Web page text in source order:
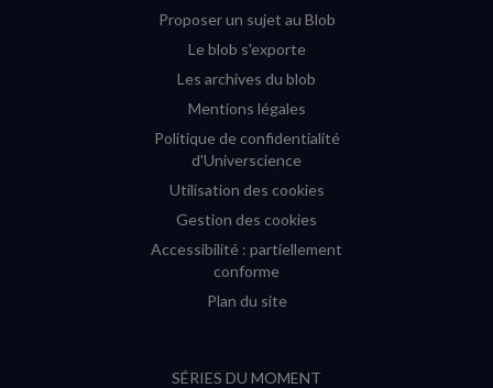
Proposer un sujet au Blob
Le blob s'exporte
Les archives du blob
Mentions légales
Politique de confidentialité
d'Universcience
Utilisation des cookies
Gestion des cookies
Accessibilité : partiellement
conforme
Plan du site
SÉRIES DU MOMENT